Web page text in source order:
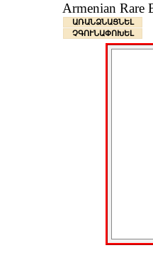
Armenian Rare
ԱՌԱՆՁՆԱՑՆԵԼ
ՉԳՈՒՆԱՓՈԽԵԼ